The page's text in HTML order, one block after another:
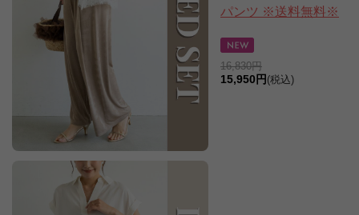
パンツ ※送料無料※
16,830円
15,950円 (税込)